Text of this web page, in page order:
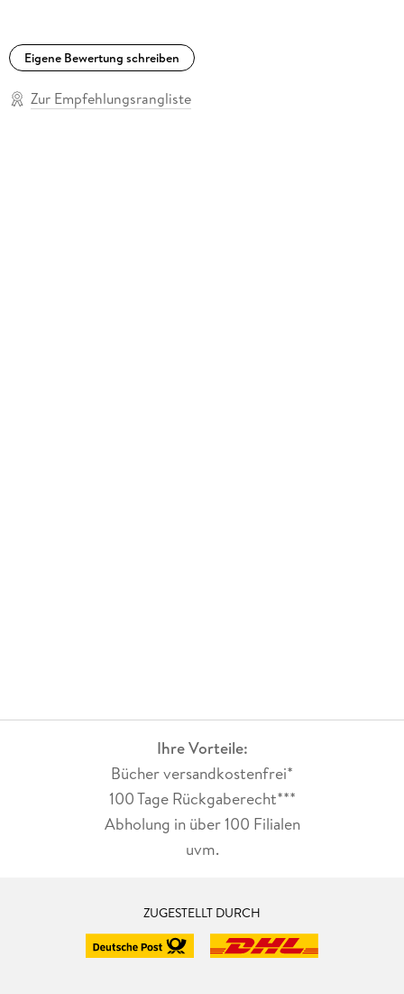
Eigene Bewertung schreiben
Zur Empfehlungsrangliste
Ihre Vorteile:
Bücher versandkostenfrei*
100 Tage Rückgaberecht***
Abholung in über 100 Filialen
uvm.
ZUGESTELLT DURCH